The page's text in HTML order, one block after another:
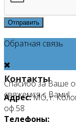
Отправить
Обратная связь
Спасибо за Ваше
свяжемся с Вами!
Контакты
Адрес:МО, г.
оф.58
Телефоны: